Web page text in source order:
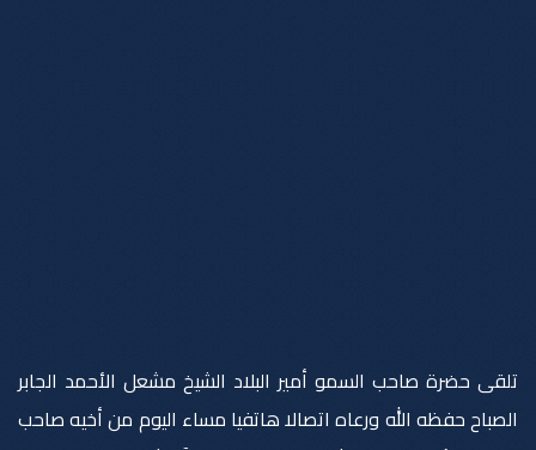
تلقى حضرة صاحب السمو أمير البلاد الشيخ مشعل الأحمد الجابر
الصباح حفظه الله ورعاه اتصالا ھاتفيا مساء اليوم من أخيه صاحب